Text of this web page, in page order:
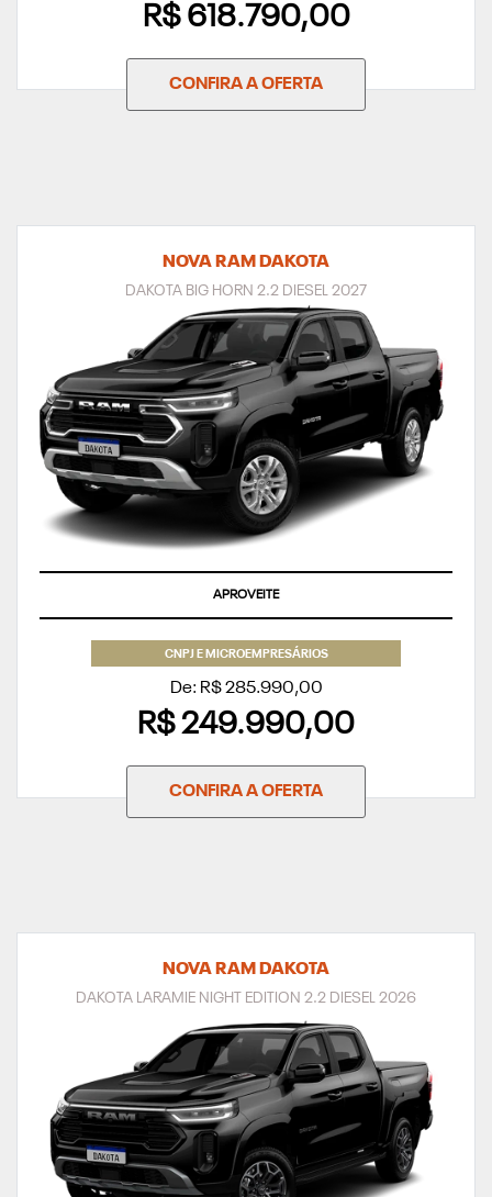
R$ 618.790,00
CONFIRA A OFERTA
NOVA RAM DAKOTA
DAKOTA BIG HORN 2.2 DIESEL 2027
APROVEITE
CNPJ E MICROEMPRESÁRIOS
De: R$ 285.990,00
R$ 249.990,00
CONFIRA A OFERTA
NOVA RAM DAKOTA
DAKOTA LARAMIE NIGHT EDITION 2.2 DIESEL 2026